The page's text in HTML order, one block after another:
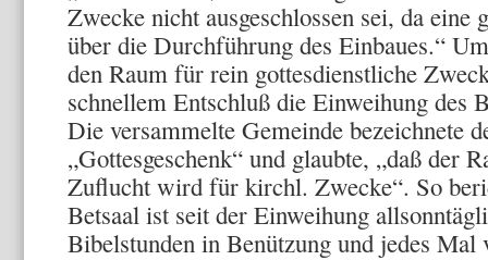
Zwecke nicht ausgeschlossen sei, da eine
über die Durchführung des Einbaues.“
den Raum für rein gottesdienstliche
schnellem Entschluß die Einweihung des
Die versammelte Gemeinde bezeichnete
„Gottesgeschenk“ und glaubte, „daß der
Zuflucht wird für kirchl. Zwecke“. So
Betsaal ist seit der Einweihung
Bibelstunden in Benützung und jedes Mal